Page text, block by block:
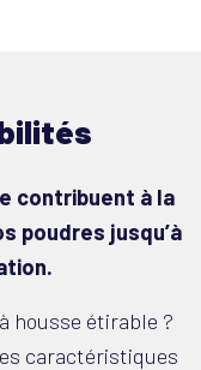
contribuent à la
poudres jusqu’à
housse étirable ?
caractéristiques